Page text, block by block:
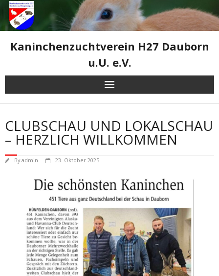
Skip
content
Kaninchenzuchtverein H27 Dauborn
u.U. e.V.
CLUBSCHAU UND LOKALSCHAU
– HERZLICH WILLKOMMEN
Byadmin 23. Oktober 2025